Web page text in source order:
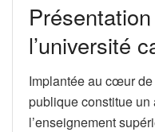
l’université
Implantée au cœur
publique constitue un
l’enseignement